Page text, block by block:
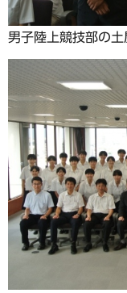
男子陸上競技部の土